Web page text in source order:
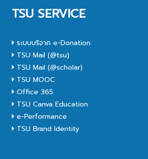
TSU SERVICE
ระบบบริจาค e-Donation
TSU Mail (@tsu)
TSU Mail (@scholar)
TSU MOOC
Office 365
TSU Canva Education
e-Performance
TSU Brand Identity